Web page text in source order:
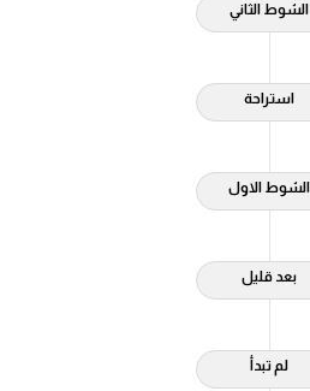
الشوط الثاني
استراحة
الشوط الاول
بعد قليل
لم تبدأ